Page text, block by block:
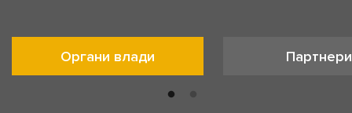
Органи влади Партнери